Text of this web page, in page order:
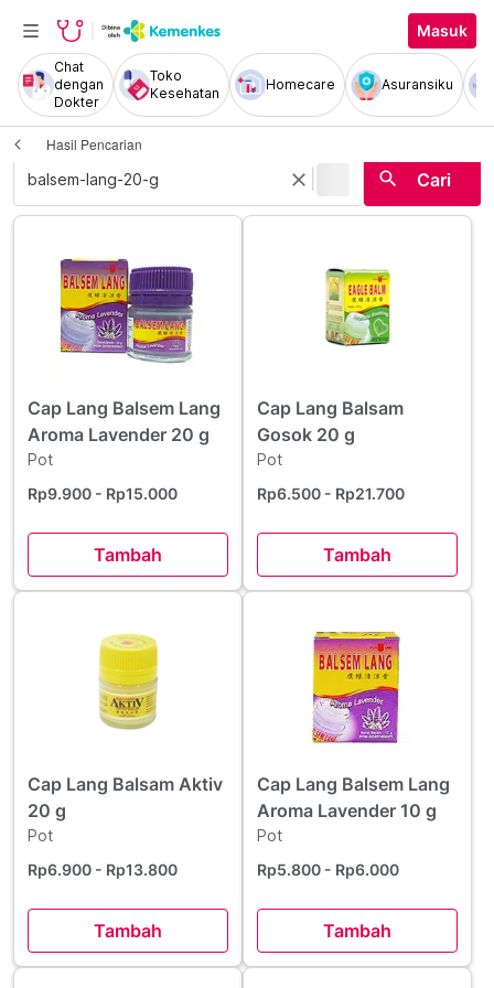
Masuk
Chat
dengan
Dokter
Toko
Kesehatan
Homecare Asuransiku
Hasil Pencarian
close search Cari
Cap Lang Balsem Lang
Aroma Lavender 20 g
Pot
Rp9.900 - Rp15.000
Tambah
Cap Lang Balsam
Gosok 20 g
Pot
Rp6.500 - Rp21.700
Tambah
Cap Lang Balsam Aktiv
20 g
Pot
Rp6.900 - Rp13.800
Tambah
Cap Lang Balsem Lang
Aroma Lavender 10 g
Pot
Rp5.800 - Rp6.000
Tambah